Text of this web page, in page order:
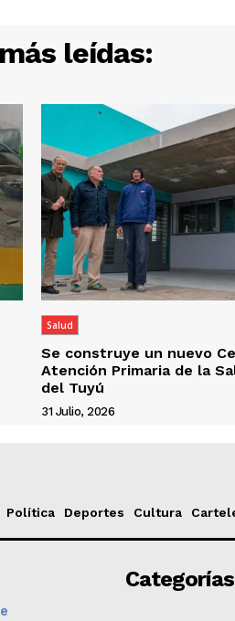
leídas:
Salud
Se construye un nuevo
Atención Primaria de la
del Tuyú
31 Julio, 2026
Política Deportes Cultura